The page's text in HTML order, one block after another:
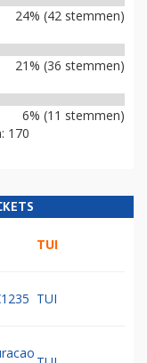
24% (42 stemmen)
21% (36 stemmen)
6% (11 stemmen)
170
TUI
TUI